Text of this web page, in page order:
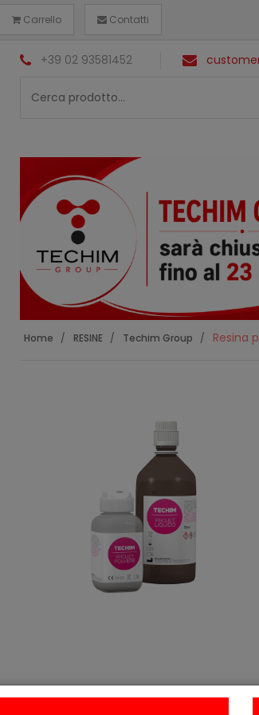
Carrello Contatti
+39 02 93581452
Home RESINE Techim Group Resina